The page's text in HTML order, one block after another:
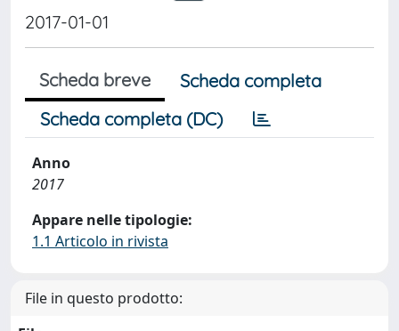
2017-01-01
Scheda breve
Scheda completa
Scheda completa (DC)
Anno
2017
Appare nelle tipologie:
1.1 Articolo in rivista
File in questo prodotto: